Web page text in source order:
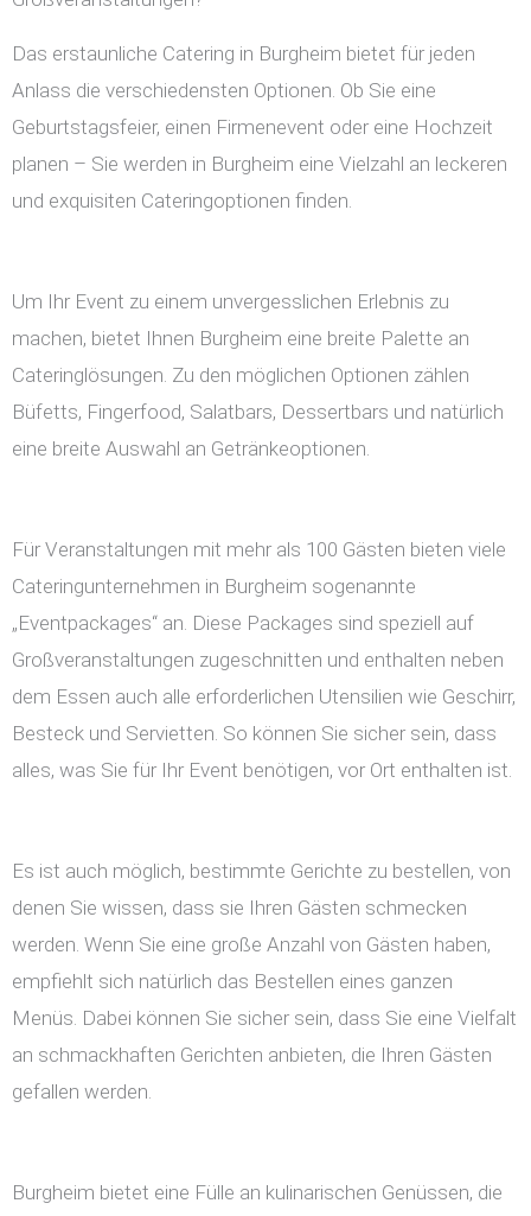
Das erstaunliche Catering in Burgheim bietet für jeden
Anlass die verschiedensten Optionen. Ob Sie eine
Geburtstagsfeier, einen Firmenevent oder eine Hochzeit
planen – Sie werden in Burgheim eine Vielzahl an leckeren
und exquisiten Cateringoptionen finden.
Um Ihr Event zu einem unvergesslichen Erlebnis zu
machen, bietet Ihnen Burgheim eine breite Palette an
Cateringlösungen. Zu den möglichen Optionen zählen
Büfetts, Fingerfood, Salatbars, Dessertbars und natürlich
eine breite Auswahl an Getränkeoptionen.
Für Veranstaltungen mit mehr als 100 Gästen bieten viele
Cateringunternehmen in Burgheim sogenannte
„Eventpackages“ an. Diese Packages sind speziell auf
Großveranstaltungen zugeschnitten und enthalten neben
dem Essen auch alle erforderlichen Utensilien wie Geschirr,
Besteck und Servietten. So können Sie sicher sein, dass
alles, was Sie für Ihr Event benötigen, vor Ort enthalten ist.
Es ist auch möglich, bestimmte Gerichte zu bestellen, von
denen Sie wissen, dass sie Ihren Gästen schmecken
werden. Wenn Sie eine große Anzahl von Gästen haben,
empfiehlt sich natürlich das Bestellen eines ganzen
Menüs. Dabei können Sie sicher sein, dass Sie eine Vielfalt
an schmackhaften Gerichten anbieten, die Ihren Gästen
gefallen werden.
Burgheim bietet eine Fülle an kulinarischen Genüssen, die